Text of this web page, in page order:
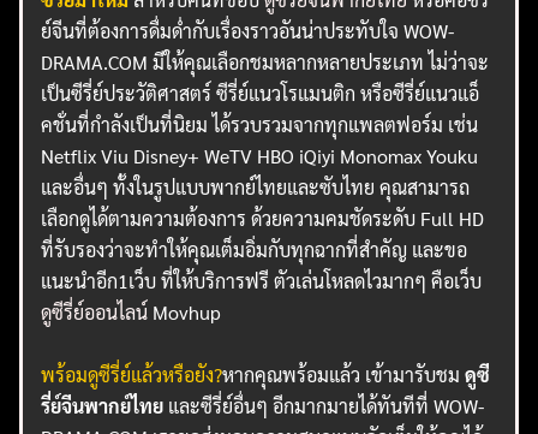
ย์จีนที่ต้องการดื่มด่ำกับเรื่องราวอันน่าประทับใจ WOW-
DRAMA.COM มีให้คุณเลือกชมหลากหลายประเภท ไม่ว่าจะ
เป็นซีรี่ย์ประวัติศาสตร์ ซีรี่ย์แนวโรแมนติก หรือซีรี่ย์แนวแอ็
คชั่นที่กำลังเป็นที่นิยม ได้รวบรวมจากทุกแพลตฟอร์ม เช่น
Netflix Viu Disney+ WeTV HBO iQiyi Monomax Youku
และอื่นๆ ทั้งในรูปแบบพากย์ไทยและซับไทย คุณสามารถ
เลือกดูได้ตามความต้องการ ด้วยความคมชัดระดับ Full HD
ที่รับรองว่าจะทำให้คุณเต็มอิ่มกับทุกฉากที่สำคัญ และขอ
แนะนำอีก1เว็บ ที่ให้บริการฟรี ตัวเล่นโหลดไวมากๆ คือเว็บ
ดูซีรี่ย์ออนไลน์ Movhup
พร้อมดูซีรี่ย์แล้วหรือยัง?หากคุณพร้อมแล้ว เข้ามารับชมดูซี
รี่ย์จีนพากย์ไทย และซีรี่ย์อื่นๆ อีกมากมายได้ทันทีที่ WOW-